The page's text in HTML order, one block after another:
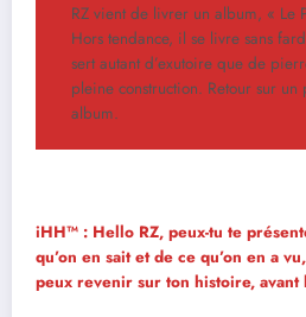
RZ vient de livrer un album, « Le
Hors tendance, il se livre sans
sert autant d’exutoire que de
pleine construction. Retour sur un
album.
iHH™ : Hello RZ, peux-tu te
qu’on en sait et de ce qu’on en a
peux revenir sur ton histoire, avant